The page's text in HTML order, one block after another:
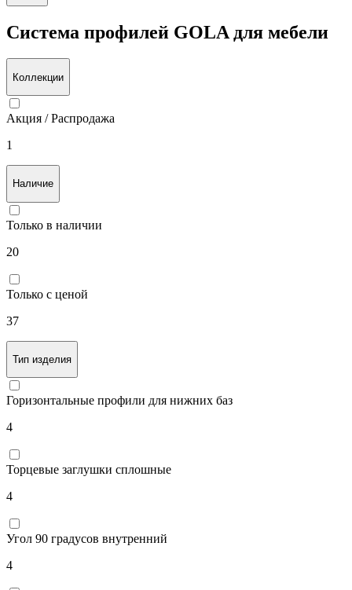
Система профилей GOLA для мебели
Акция / Распродажа
1
Наличие
Только в наличии
20
Только с ценой
37
Горизонтальные профили для нижних баз
4
Торцевые заглушки сплошные
4